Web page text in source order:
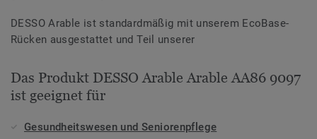
DESSO Arable ist standardmäßig mit unserem EcoBase-
Rücken ausgestattet und Teil unserer
Das Produkt DESSO Arable Arable AA86 9097
ist geeignet für
Gesundheitswesen und Seniorenpflege